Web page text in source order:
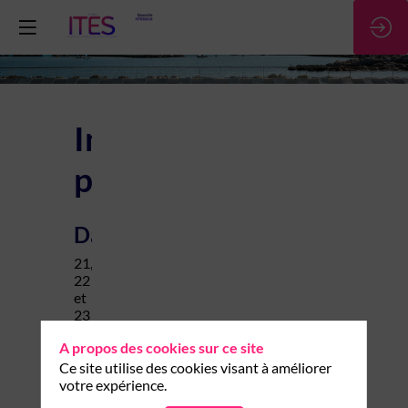
Informations
pratiques
Dates
21,
22
et
23
2025
Lieu
A propos des cookies sur ce site
Ce site utilise des cookies visant à améliorer
votre expérience.